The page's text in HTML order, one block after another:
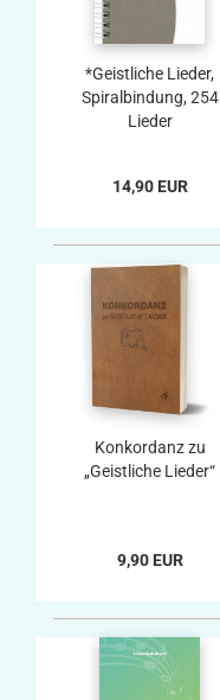
*Geistliche Lieder,
Spiralbindung, 254
Lieder
14,90 EUR
Konkordanz zu
„Geistliche Lieder“
9,90 EUR